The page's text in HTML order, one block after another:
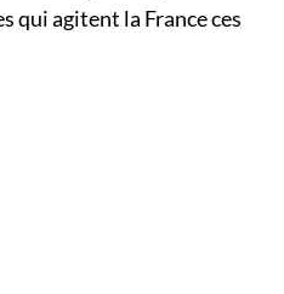
qui agitent la France ces